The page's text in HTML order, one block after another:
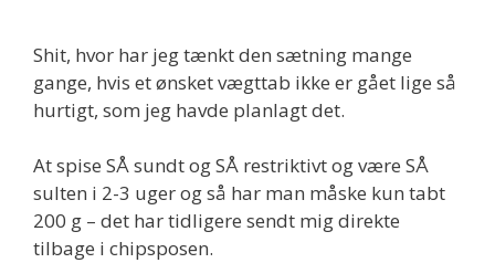
Shit, hvor har jeg tænkt den sætning mange
gange, hvis et ønsket vægttab ikke er gået lige så
hurtigt, som jeg havde planlagt det.
At spise SÅ sundt og SÅ restriktivt og være SÅ
sulten i 2-3 uger og så har man måske kun tabt
200 g – det har tidligere sendt mig direkte
tilbage i chipsposen.